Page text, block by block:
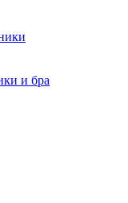
и бра